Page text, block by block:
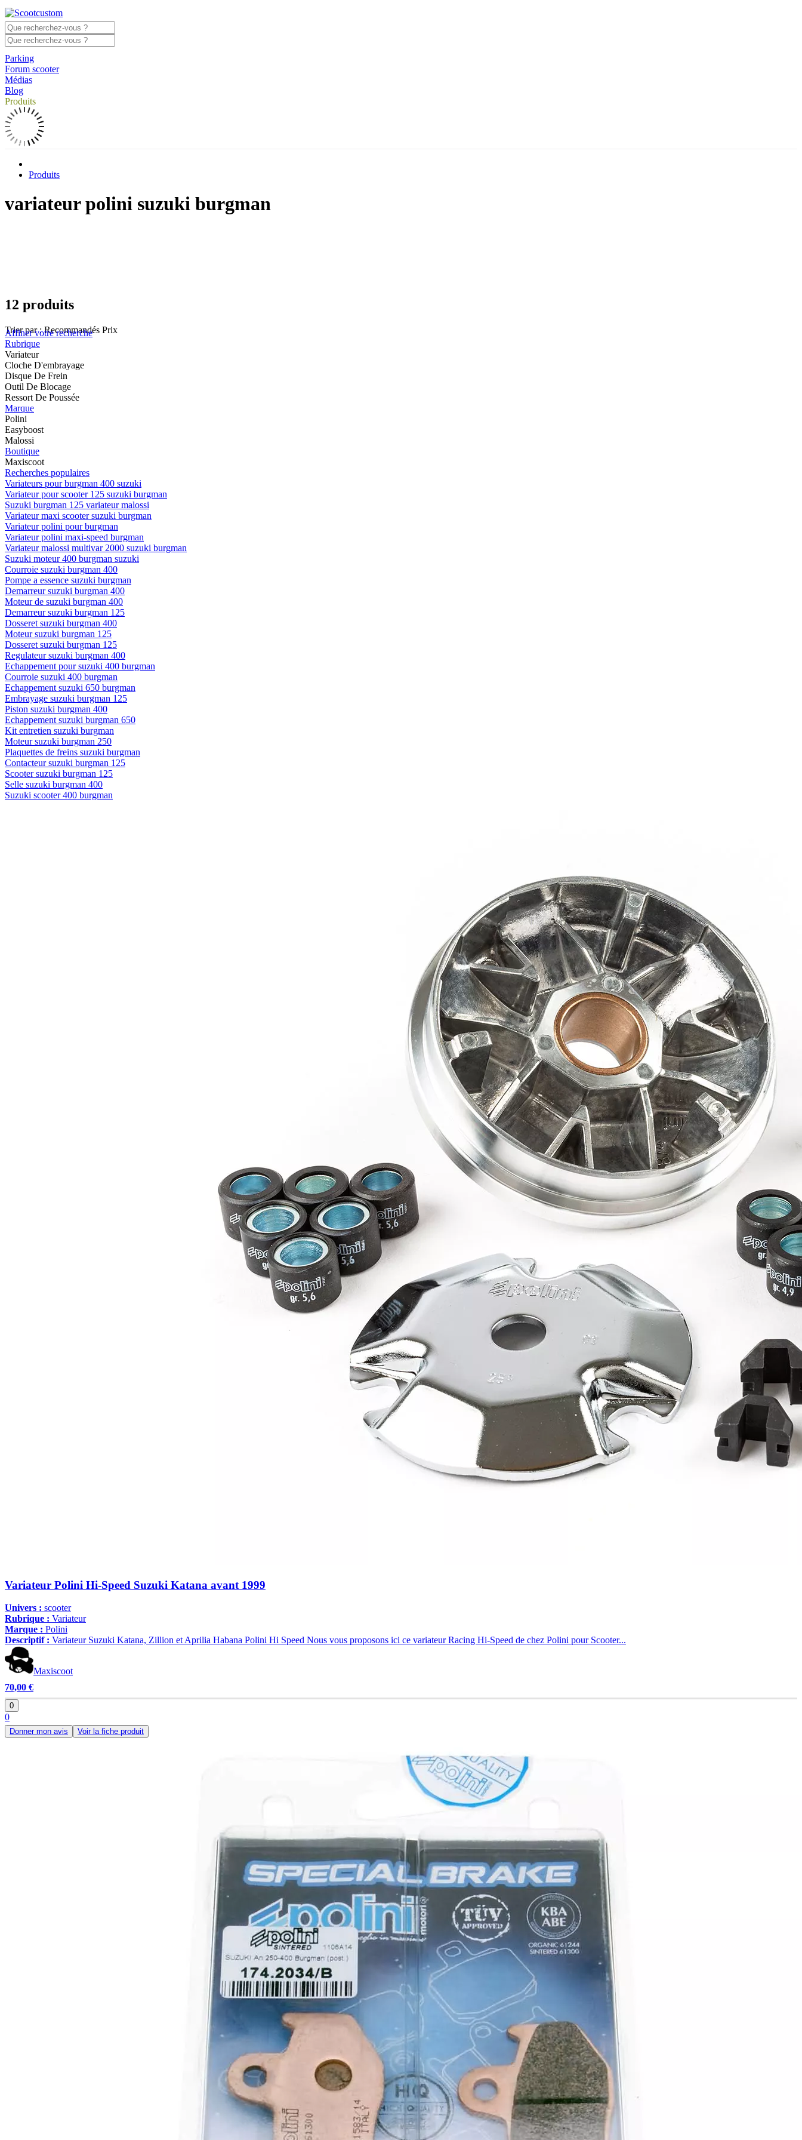
Parking
Forum scooter
Médias
Blog
Produits
Produits
variateur polini suzuki burgman
12 produits
Trier par : Recommandés Prix
Affiner votre recherche
Rubrique
Variateur
Cloche D'embrayage
Disque De Frein
Outil De Blocage
Ressort De Poussée
Marque
Polini
Easyboost
Malossi
Boutique
Maxiscoot
Recherches populaires
Variateurs pour burgman 400 suzuki
Variateur pour scooter 125 suzuki burgman
Suzuki burgman 125 variateur malossi
Variateur maxi scooter suzuki burgman
Variateur polini pour burgman
Variateur polini maxi-speed burgman
Variateur malossi multivar 2000 suzuki burgman
Suzuki moteur 400 burgman suzuki
Courroie suzuki burgman 400
Pompe a essence suzuki burgman
Demarreur suzuki burgman 400
Moteur de suzuki burgman 400
Demarreur suzuki burgman 125
Dosseret suzuki burgman 400
Moteur suzuki burgman 125
Dosseret suzuki burgman 125
Regulateur suzuki burgman 400
Echappement pour suzuki 400 burgman
Courroie suzuki 400 burgman
Echappement suzuki 650 burgman
Embrayage suzuki burgman 125
Piston suzuki burgman 400
Echappement suzuki burgman 650
Kit entretien suzuki burgman
Moteur suzuki burgman 250
Plaquettes de freins suzuki burgman
Contacteur suzuki burgman 125
Scooter suzuki burgman 125
Selle suzuki burgman 400
Suzuki scooter 400 burgman
Variateur Polini Hi-Speed Suzuki Katana avant 1999
Univers : scooter
Rubrique : Variateur
Marque : Polini
Descriptif : Variateur Suzuki Katana, Zillion et Aprilia Habana Polini Hi Speed Nous vous proposons ici ce variateur Racing Hi-Speed de chez Polini pour Scooter...
Maxiscoot
70,00 €
0
0
Donner mon avis Voir la fiche produit